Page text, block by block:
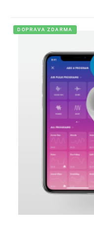
DOPRAVA ZDARMA